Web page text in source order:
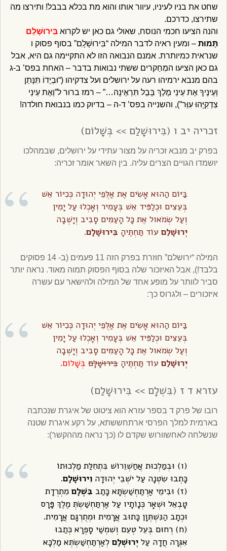
שחט את בניו לעיניו, עיוור אותו והוא מת בכלא בבבל! ותירצו מה
שתירצו, כדרכם.
והנה הציעו חכמי הנוסח, שאולי גם כאן יש לקרואבִּירוּשָׁלִַם
תָּמוּת – ומעין ראיה לדבר המילה “בִּירוּשָׁלָ‍ִם” בסוף פסוק ו
שנראית כמיותרת. אמנם הנבואה הזו לא התקיימה גם היא, אבל
גם כאן הציעו המְחַקרים ששתי נבואות בדבר – האחת בפס’ ב-ג
בהם מנבא ירמיהו רעה על ירושלים ועל צדקיהו (“וּבְיָדוֹ תִּנָּתֵן
וְעֵינֶיךָ אֶת עֵינֵי מֶלֶךְ בָּבֶל תִּרְאֶינָה…” – רמז ברור ל”וְאֶת עֵינֵי
צִדְקִיָּהוּ עִוֵּר”), והשנייה בפס’ ד-ה – בדיוק כמו בנבואת חולדה!
זכריה יב ו (בִּירוּשָׁלִַם >> בְּשָׁלוֹם)
בפרק יב מנבא זכריה על מצור עתידי על ירושלים, שבמהלכו
יושמדו הגויים הצרים עליה. בין השאר אומר זכריה:
בַּיּוֹם הַהוּא אָשִׂים אֶת אַלֻּפֵי יְהוּדָה כְּכִיּוֹר אֵשׁ
בְּעֵצִים וּכְלַפִּיד אֵשׁ בְּעָמִיר וְאָכְלוּ עַל יָמִין
וְעַל שְׂמֹאול אֶת כָּל הָעַמִּים סָבִיב וְיָשְׁבָה
יְרוּשָׁלַ‍ִם עוֹד תַּחְתֶּיהָ בִּירוּשָׁלָ‍ִם.
המילה “ירושלם” חוזרת בפרק הזה 11 פעמים (ב- 14 פסוקים
בלבד!), אבל האיזכור שלה בסוף הפסוק תמוה מאוד. נראה יותר
סביר לוותר על מופע אחד של המילה ולהישאר עם עשרה
איזכורים – ולגרוס כך:
בַּיּוֹם הַהוּא אָשִׂים אֶת אַלֻּפֵי יְהוּדָה כְּכִיּוֹר אֵשׁ
בְּעֵצִים וּכְלַפִּיד אֵשׁ בְּעָמִיר וְאָכְלוּ עַל יָמִין
וְעַל שְׂמֹאול אֶת כָּל הָעַמִּים סָבִיב וְיָשְׁבָה
יְרוּשָׁלַ‍ִם עוֹד תַּחְתֶּיהָבִּירוּשָׁלָ‍ִם בְּשָׁלוֹם.
עזרא ד ז (בִּשְׁלָם >> בִּירוּשָׁלִַם)
רובו של פרק ד בספר עזרא הוא ציטוט של איגרת שנכתבה
בארמית למלך הפרסי ארתחששתא, על רקע איגרת שטנה
שנשלחה לאחשוורוש שקדם לו (כך נראה מההקשר):
(ו) וּבְמַלְכוּת אֲחַשְׁוֵרוֹשׁ בִּתְחִלַּת מַלְכוּתוֹ
כָּתְבוּ שִׂטְנָה עַל יֹשְׁבֵי יְהוּדָהוִירוּשָׁלָ‍ִם.
(ז) וּבִימֵי אַרְתַּחְשַׁשְׂתָּא כָּתַב בִּשְׁלָם מִתְרְדָת
טָבְאֵל וּשְׁאָר כְּנָו‍ֹתָיו עַל אַרְתַּחְשַׁשְׂתְּ מֶלֶךְ פָּרָס
וּכְתָב הַנִּשְׁתְּוָן כָּתוּב אֲרָמִית וּמְתֻרְגָּם אֲרָמִית.
(ח) רְחוּם בְּעֵל טְעֵם וְשִׁמְשַׁי סָפְרָא כְּתַבוּ
אִגְּרָה חֲדָה עַליְרוּשְׁלֶם לְאַרְתַּחְשַׁשְׂתְּא מַלְכָּא